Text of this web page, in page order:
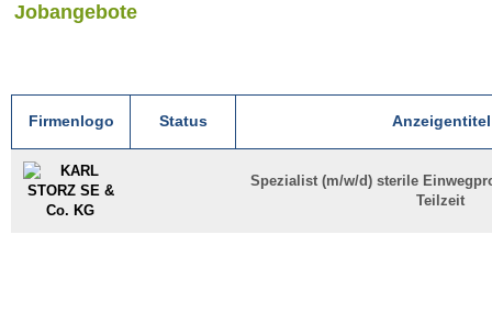
Jobangebote
Firmenlogo Status Anzeigentitel
Spezialist (m/w/d) sterile
Teilzeit